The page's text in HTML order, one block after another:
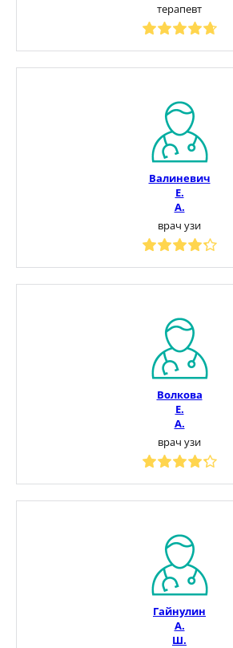
терапевт
Валиневич
Е.
А.
врач узи
Волкова
Е.
А.
врач узи
Гайнулин
А.
Ш.